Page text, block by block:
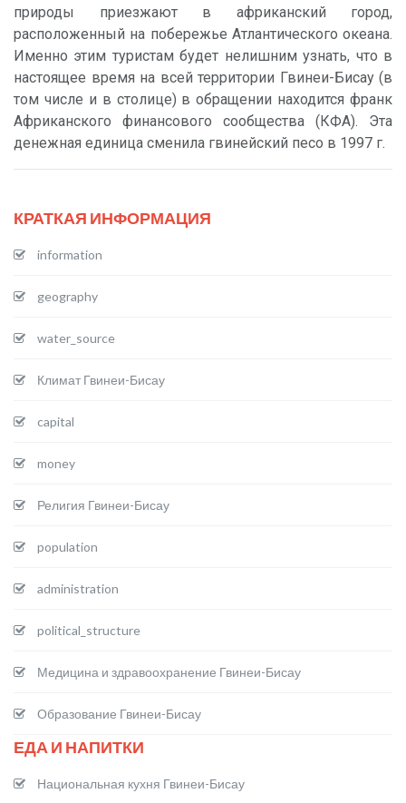
природы приезжают в африканский город,
расположенный на побережье Атлантического океана.
Именно этим туристам будет нелишним узнать, что в
настоящее время на всей территории Гвинеи-Бисау (в
том числе и в столице) в обращении находится франк
Африканского финансового сообщества (КФА). Эта
денежная единица сменила гвинейский песо в 1997 г.
КРАТКАЯ ИНФОРМАЦИЯ
information
geography
water_source
Климат Гвинеи-Бисау
capital
money
Религия Гвинеи-Бисау
population
administration
political_structure
Медицина и здравоохранение Гвинеи-Бисау
Образование Гвинеи-Би­сау
ЕДА И НАПИТКИ
Национальная кухня Гвинеи-Бисау